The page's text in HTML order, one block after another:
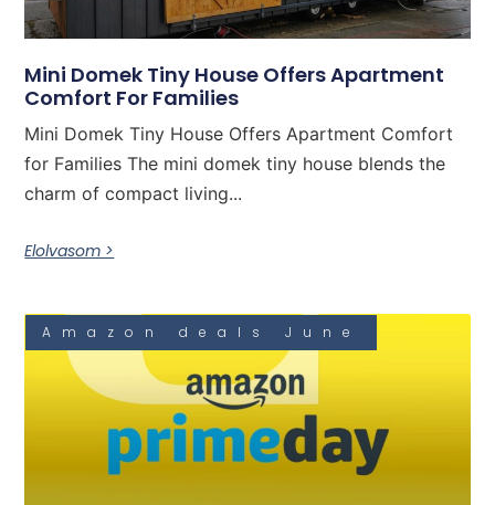
Mini Domek Tiny House Offers Apartment
Comfort For Families
Mini Domek Tiny House Offers Apartment Comfort
for Families The mini domek tiny house blends the
charm of compact living...
Elolvasom >
Amazon deals June